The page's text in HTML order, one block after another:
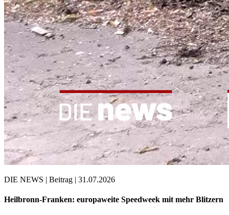
DIE NEWS | Beitrag | 31.07.2026
Heilbronn-Franken: europaweite Speedweek mit mehr Blitzern